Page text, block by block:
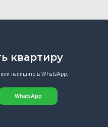
квартиру
напишите в Whats’App:
WhatsApp